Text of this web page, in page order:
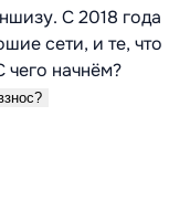
С 2018 года
сети, и те, что
начнём?